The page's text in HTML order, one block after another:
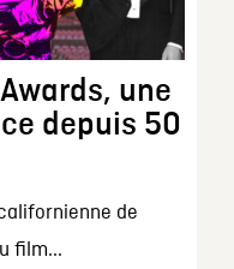
Awards, une
depuis 50
de
film...